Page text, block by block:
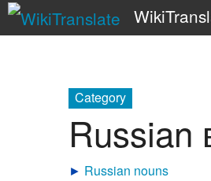
Category
Russian
► Russian nouns